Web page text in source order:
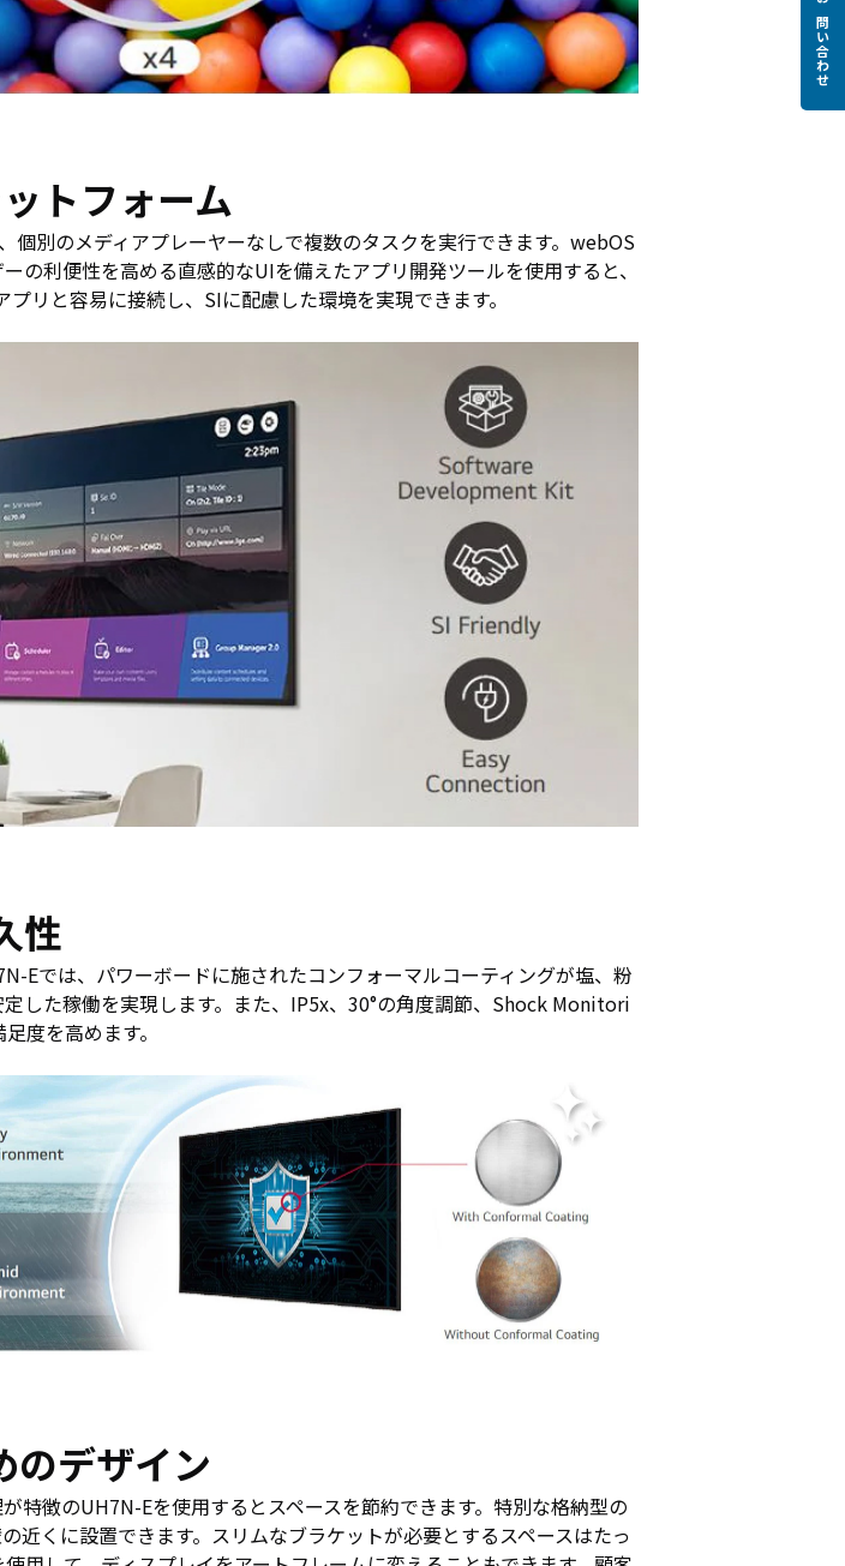
お問い合わせ
トフォーム
個別のメディアプレーヤーなしで複数のタスクを実行できます。webOS
の利便性を高める直感的なUIを備えたアプリ開発ツールを使用すると、
リと容易に接続し、SIに配慮した環境を実現できます。
性
Eでは、パワーボードに施されたコンフォーマルコーティングが塩、粉
した稼働を実現します。また、IP5x、30°の角度調節、Shock Monitori
度を高めます。
のデザイン
特徴のUH7N-Eを使用するとスペースを節約できます。特別な格納型の
近くに設置できます。スリムなブラケットが必要とするスペースはたっ